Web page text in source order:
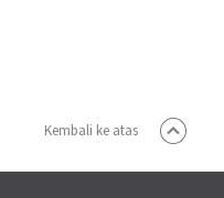
Kembali ke atas